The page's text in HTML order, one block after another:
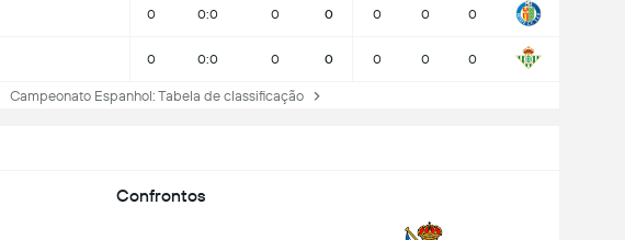
0 0:0 0 0 0 0 0
0 0:0 0 0 0 0 0
Campeonato Espanhol: Tabela de classificação
Confrontos